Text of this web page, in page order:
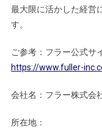
最大限に活かした経営
す。
ご参考：フラー公式サ
https://www.fuller-
会社名：フラー株式会
所在地：